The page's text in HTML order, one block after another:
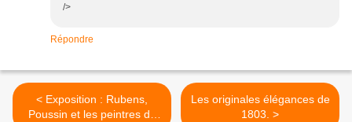
/>
Répondre
< Exposition : Rubens,
Poussin et les peintres du
Les originales élégances de
1803. >